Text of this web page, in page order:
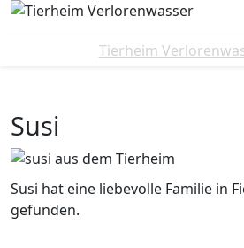
Tierheim
Susi
Susi hat eine liebevolle Familie in
gefunden.